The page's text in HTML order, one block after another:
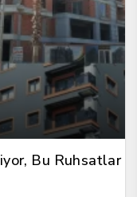
Bu Ruhsatlar